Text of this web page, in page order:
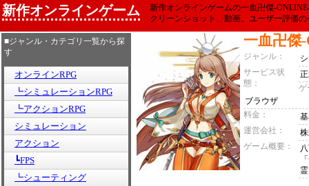
新作オンラインゲーム
新作オンラインゲームの一血卍傑-
クリーンショット、動画、ユーザー評価
■ジャンル・カテゴリ一覧から探
す
オンラインRPG
┗シミュレーションRPG
┗アクションRPG
シミュレーション
アクション
┗FPS
┗シューティング
一血卍傑
ジャンル：
サービス状
態：
ゲ
ブラウザ
料金：
運営会社：
ゲーム概要：